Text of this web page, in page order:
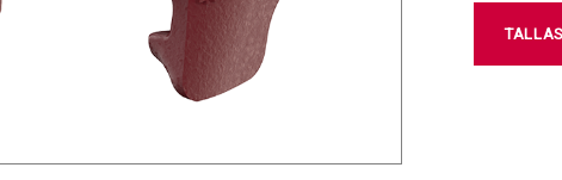
TALLAS